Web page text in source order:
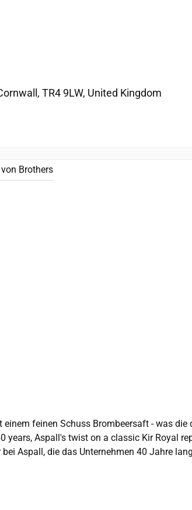
TR4 9LW, United Kingdom
Brothers
Aspall's twist on a classic Kir Royal
4.0 %